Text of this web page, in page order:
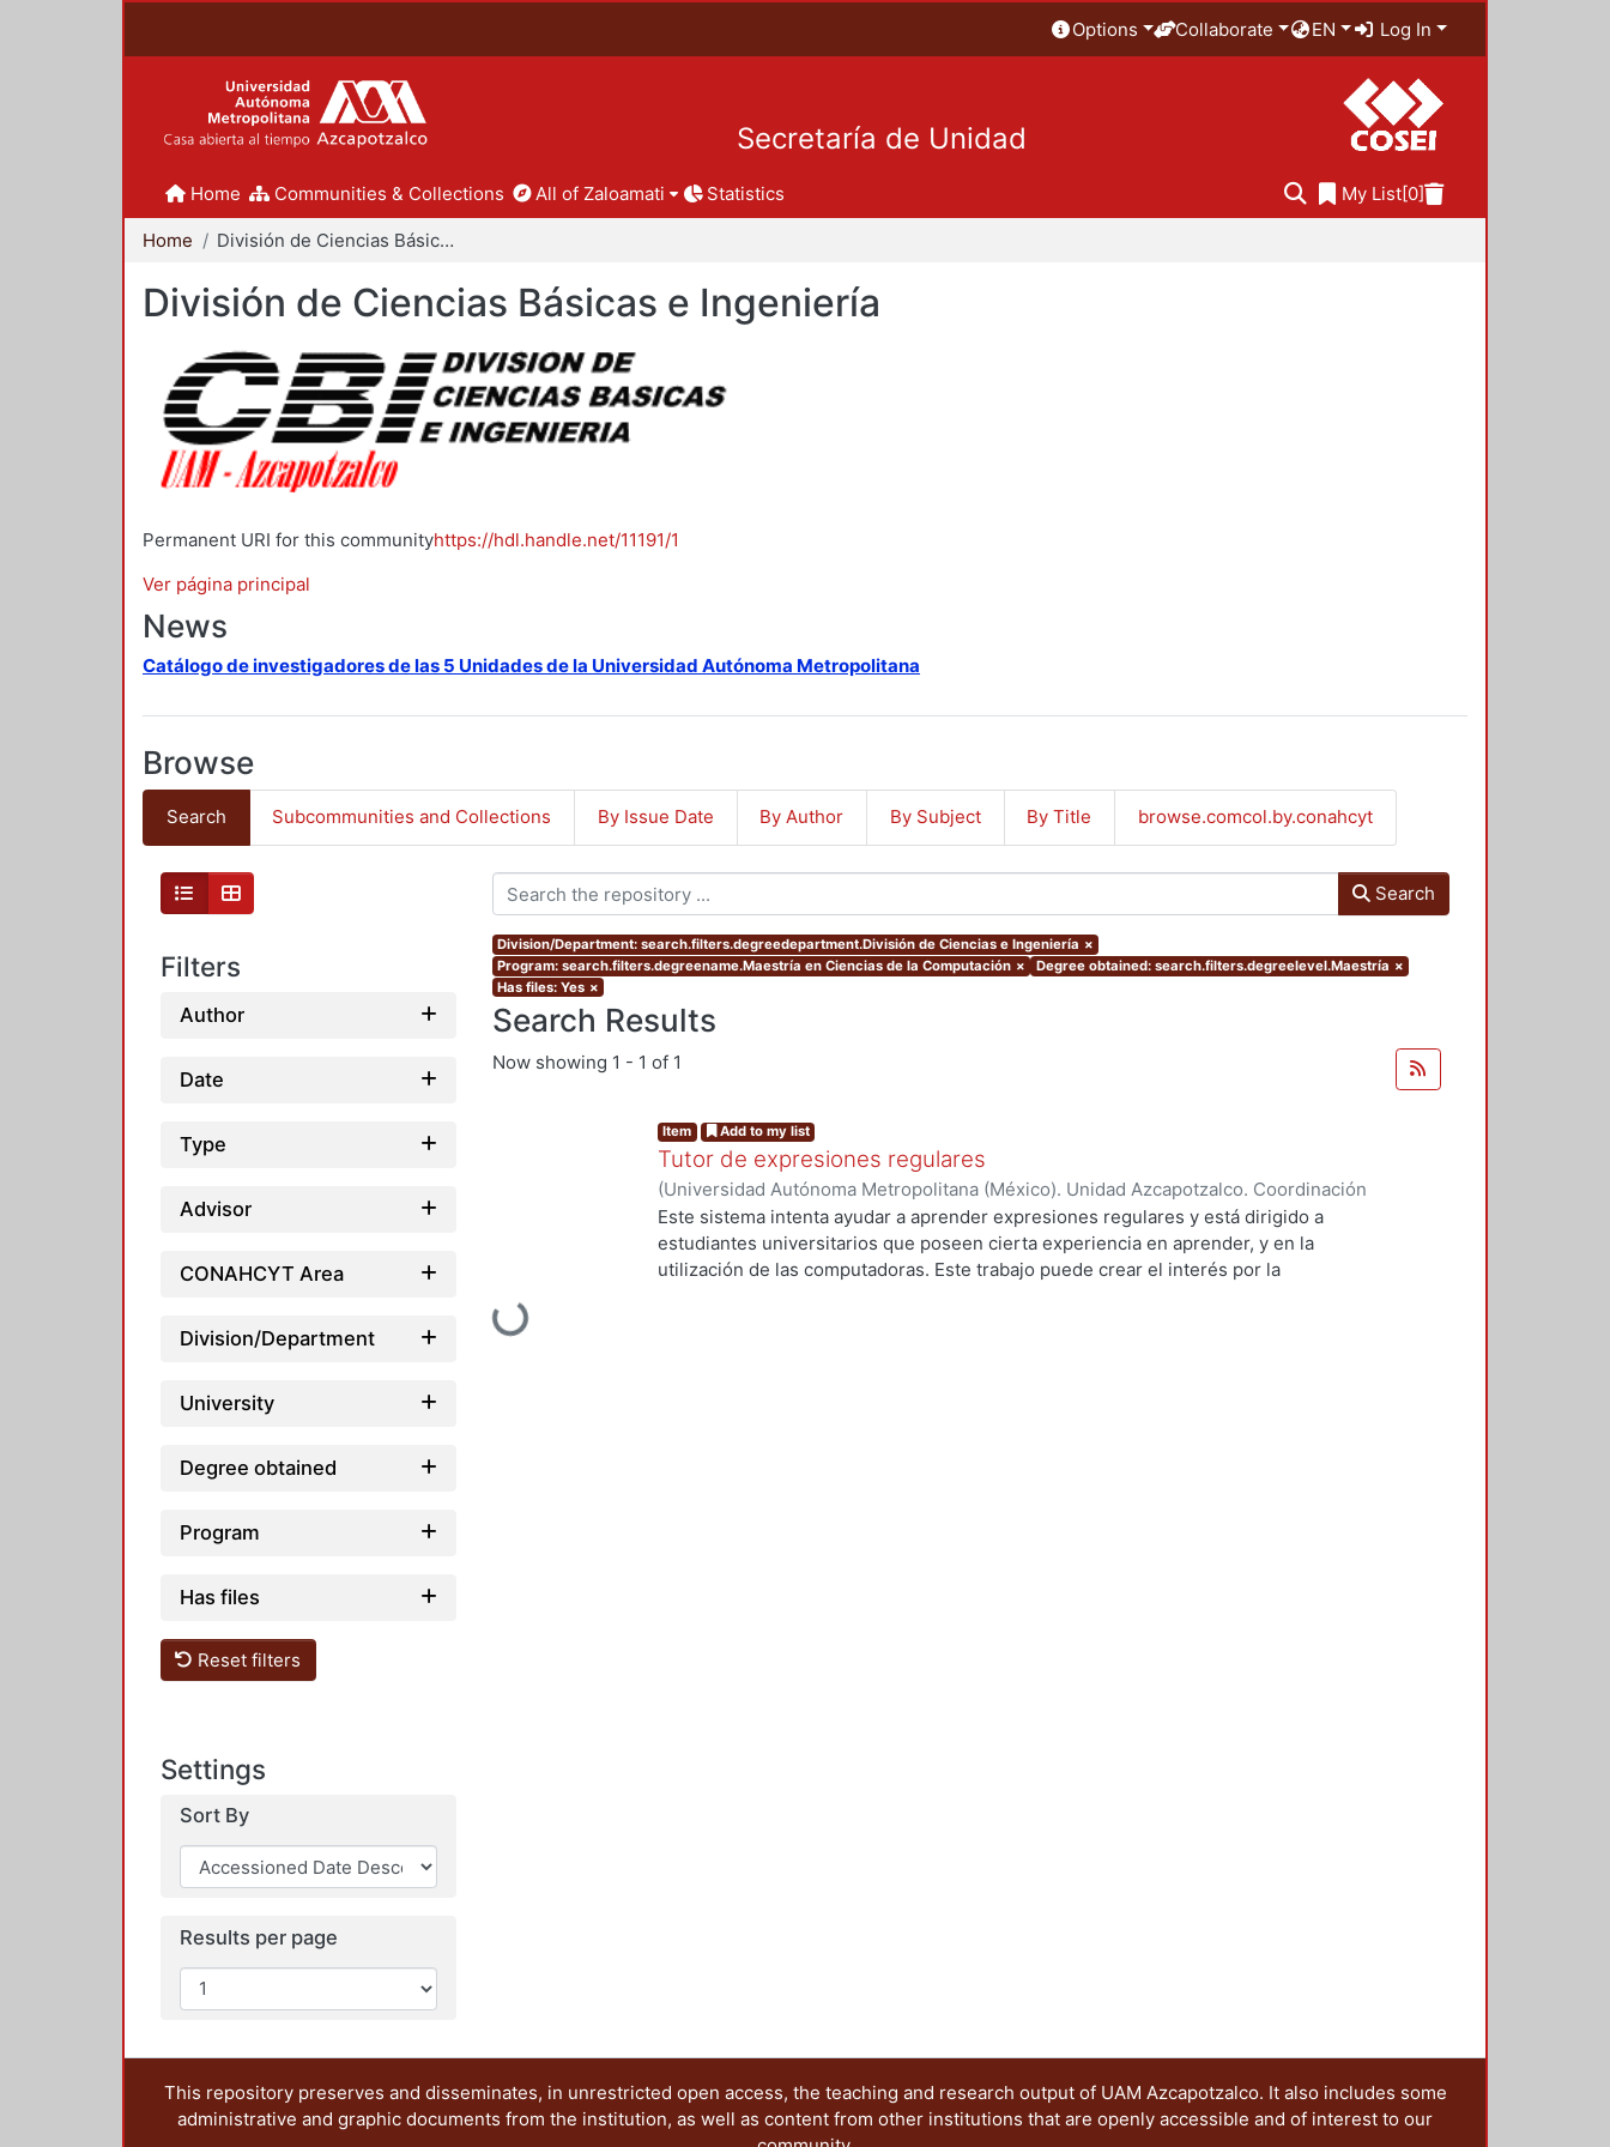
Options Collaborate EN Log In
Secretaría de Unidad
Home Communities & Collections All of Zaloamati Statistics My List[0]
Home División de Ciencias Básicas e Ingeniería
División de Ciencias Básicas e Ingeniería
Permanent URI for this communityhttps://hdl.handle.net/11191/1
Ver página principal
News
Catálogo de investigadores de las 5 Unidades de la Universidad Autónoma Metropolitana
Browse
Search Subcommunities and Collections By Issue Date By Author By Subject By Title browse.comcol.by.conahcyt
Filters
Author
Date
Type
Advisor
CONAHCYT Area
Division/Department
University
Degree obtained
Program
Has files
Reset filters
Settings
Sort By
Results per page
Search
Division/Department: search.filters.degreedepartment.División de Ciencias e Ingeniería ×
Program: search.filters.degreename.Maestría en Ciencias de la Computación × Degree obtained: search.filters.degreelevel.Maestría ×
Has files: Yes ×
Search Results
Now showing 1 - 1 of 1
Loading...
Item Add to my list
Tutor de expresiones regulares
(Universidad Autónoma Metropolitana (México). Unidad Azcapotzalco. Coordinación
de Servicios de Información., 1990-05) GONZALEZ BRAMBILA, SILVIA BEATRIZ
Este sistema intenta ayudar a aprender expresiones regulares y está dirigido a
estudiantes universitarios que poseen cierta experiencia en aprender, y en la
utilización de las computadoras. Este trabajo puede crear el interés por la
This repository preserves and disseminates, in unrestricted open access, the teaching and research output of UAM Azcapotzalco. It also includes some
administrative and graphic documents from the institution, as well as content from other institutions that are openly accessible and of interest to our